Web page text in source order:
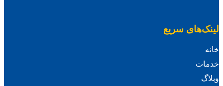
لینک‌های سریع
خانه
خدمات
وبلاگ